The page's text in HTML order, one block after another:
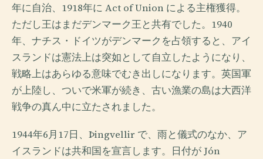
年に自治、1918年に Act of Union による主権獲得。
ただし王はまだデンマーク王と共有でした。1940
年、ナチス・ドイツがデンマークを占領すると、アイ
スランドは憲法上は突如として自立したようになり、
戦略上はあらゆる意味でむき出しになります。英国軍
が上陸し、ついで米軍が続き、古い漁業の島は大西洋
戦争の真ん中に立たされました。
1944年6月17日、Þingvellir で、雨と儀式のなか、ア
イスランドは共和国を宣言します。日付が Jón